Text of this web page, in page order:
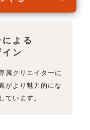
よる
ン
属クリエイターに
がより魅力的にな
ています。